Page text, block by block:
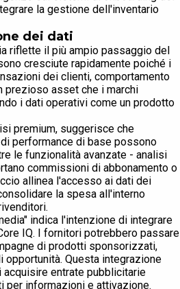
la gestione dell'inventario
dei dati
riflette il più ampio passaggio del
cresciute rapidamente poiché i
dei clienti, comportamento
prezioso asset che i marchi
i dati operativi come un prodotto
premium, suggerisce che
performance di base possono
le funzionalità avanzate - analisi
commissioni di abbonamento o
allinea l'accesso ai dati dei
la spesa all'interno
indica l'intenzione di integrare
IQ. I fornitori potrebbero passare
di prodotti sponsorizzati,
Questa integrazione
entrate pubblicitarie
per informazioni e attivazione.